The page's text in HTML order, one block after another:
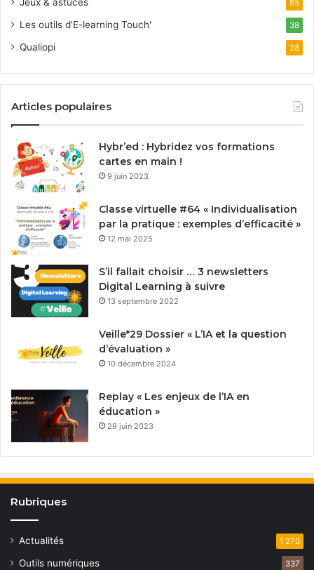
85
Les outils d'E-learning Touch' 38
Qualiopi 28
Articles populaires
Hybr’ed : Hybridez vos formations
cartes en main !
9 juin 2023
Classe virtuelle #64 « Individualisation
par la pratique : exemples d’efficacité »
12 mai 2025
S’il fallait choisir … 3 newsletters
Digital Learning à suivre
13 septembre 2022
Veille*29 Dossier « L’IA et la question
d’évaluation »
10 décembre 2024
Replay « Les enjeux de l’IA en
éducation »
29 juin 2023
Rubriques
Actualités 1 270
Outils numériques 337